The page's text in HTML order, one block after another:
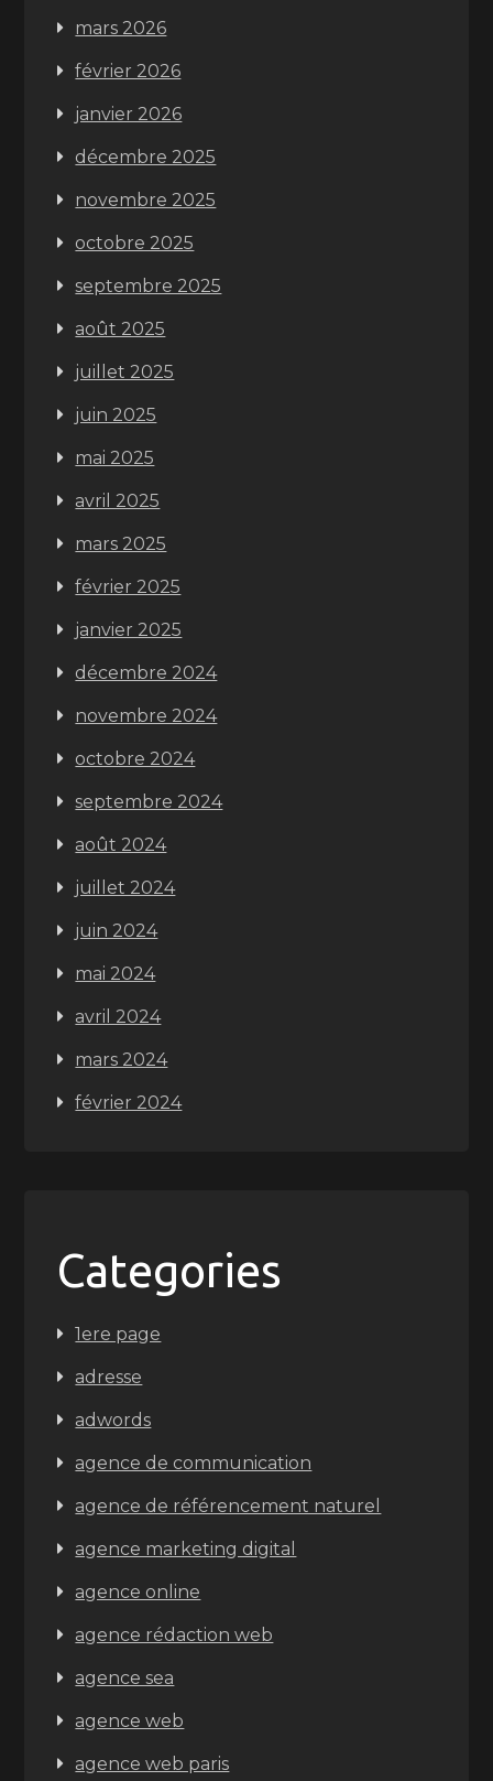
mars 2026
février 2026
janvier 2026
décembre 2025
novembre 2025
octobre 2025
septembre 2025
août 2025
juillet 2025
juin 2025
mai 2025
avril 2025
mars 2025
février 2025
janvier 2025
décembre 2024
novembre 2024
octobre 2024
septembre 2024
août 2024
juillet 2024
juin 2024
mai 2024
avril 2024
mars 2024
février 2024
Categories
1ere page
adresse
adwords
agence de communication
agence de référencement naturel
agence marketing digital
agence online
agence rédaction web
agence sea
agence web
agence web paris